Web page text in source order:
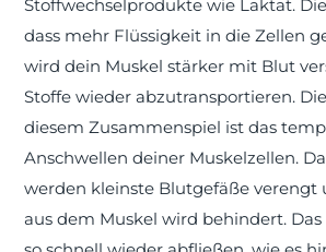
Stoffwechselprodukte wie Laktat.
dass mehr Flüssigkeit in die Zellen
wird dein Muskel stärker mit Blut
Stoffe wieder abzutransportieren.
diesem Zusammenspiel ist das
Anschwellen deiner Muskelzellen.
werden kleinste Blutgefäße verengt
aus dem Muskel wird behindert.